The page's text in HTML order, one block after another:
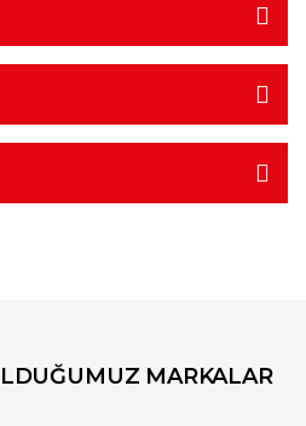
MARKALAR